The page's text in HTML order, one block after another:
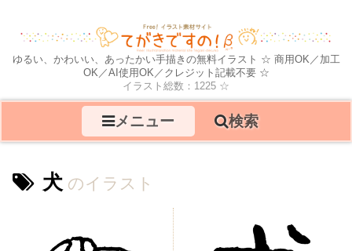
ゆるい、かわいい、あったかい手描きの無料イラスト ☆ 商用OK／加工
OK／AI使用OK／クレジット記載不要 ☆
イラスト総数：1225 ☆
メニュー 検索
犬